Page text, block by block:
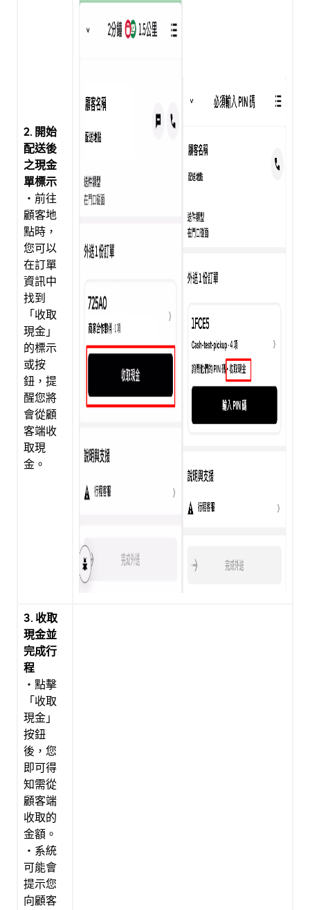
2. 開始
配送後
之現金
單標示
・前往
顧客地
點時，
您可以
在訂單
資訊中
找到
「收取
現金」
的標示
或按
鈕，提
醒您將
會從顧
客端收
取現
金。
3. 收取
現金並
完成行
程
・點擊
「收取
現金」
按鈕
後，您
即可得
知需從
顧客端
收取的
金額。
・系統
可能會
提示您
向顧客